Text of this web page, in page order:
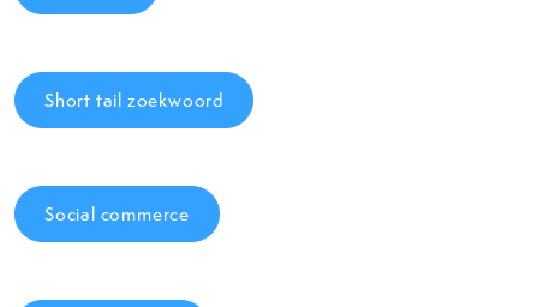
Short tail zoekwoord
Social commerce